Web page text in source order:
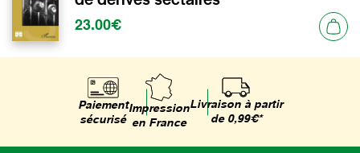
23.00€
Paiement
sécurisé
Impression
en France
Livraison à partir
de 0,99€*